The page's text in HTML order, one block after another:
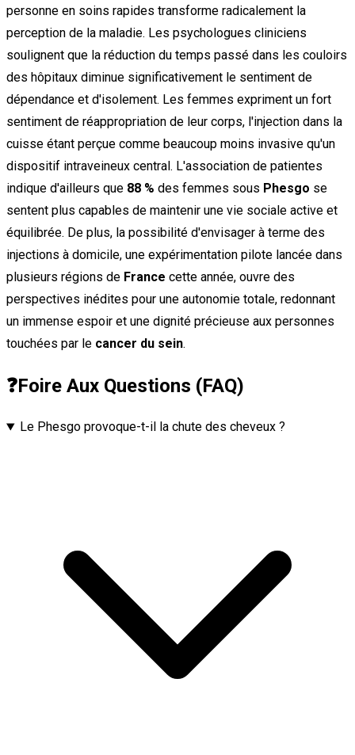
personne en soins rapides transforme radicalement la
perception de la maladie. Les psychologues cliniciens
soulignent que la réduction du temps passé dans les couloirs
des hôpitaux diminue significativement le sentiment de
dépendance et d'isolement. Les femmes expriment un fort
sentiment de réappropriation de leur corps, l'injection dans la
cuisse étant perçue comme beaucoup moins invasive qu'un
dispositif intraveineux central. L'association de patientes
indique d'ailleurs que 88 % des femmes sous Phesgo se
sentent plus capables de maintenir une vie sociale active et
équilibrée. De plus, la possibilité d'envisager à terme des
injections à domicile, une expérimentation pilote lancée dans
plusieurs régions de France cette année, ouvre des
perspectives inédites pour une autonomie totale, redonnant
un immense espoir et une dignité précieuse aux personnes
touchées par le cancer du sein.
❓Foire Aux Questions (FAQ)
Le Phesgo provoque-t-il la chute des cheveux ?